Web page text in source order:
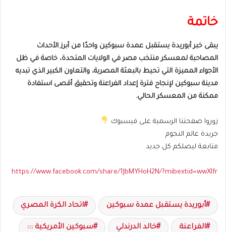
خاتمة
يبقى خبر أبوريدة يستقبل عمدة سبوكين واحدًا من أبرز الأحداث
المصاحبة لمعسكر منتخب مصر في الولايات المتحدة، خاصة في ظل
الأجواء المميزة التي تحيط بالبعثة المصرية، والتعاون الكبير الذي تبديه
مدينة سبوكين لإنجاح فترة إعداد الفراعنة وتحقيق أقصى استفادة
ممكنة من المعسكر الحالي.
زوروا صفحتنا الرسمية على فيسبوك
جريدة عالم النجوم
متابعة ليصلكم كل جديد
https://www.facebook.com/share/1JbMYHoH2N/?mibextid=wwXIfr
أبوريدة يستقبل عمدة سبوكين اتحاد الكرة المصري
الفراعنة خالد الدرندلي سبوكين الأمريكية :::